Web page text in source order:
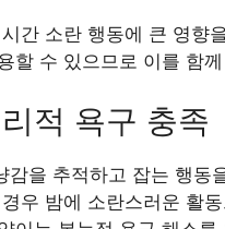
간 소란 행동에 큰 영향
할 수 있으므로 이를 함
적 욕구 충족
감을 추적하고 잡는 행동
우 밤에 소란스러운 활